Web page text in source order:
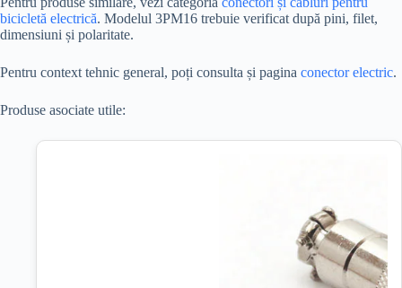
bicicletă electrică. Modelul 3PM16 trebuie verificat după pini, filet,
dimensiuni și polaritate.
Pentru context tehnic general, poți consulta și pagina conector electric.
Produse asociate utile: